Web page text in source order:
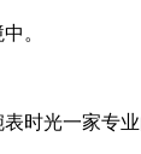
。
时光一家专